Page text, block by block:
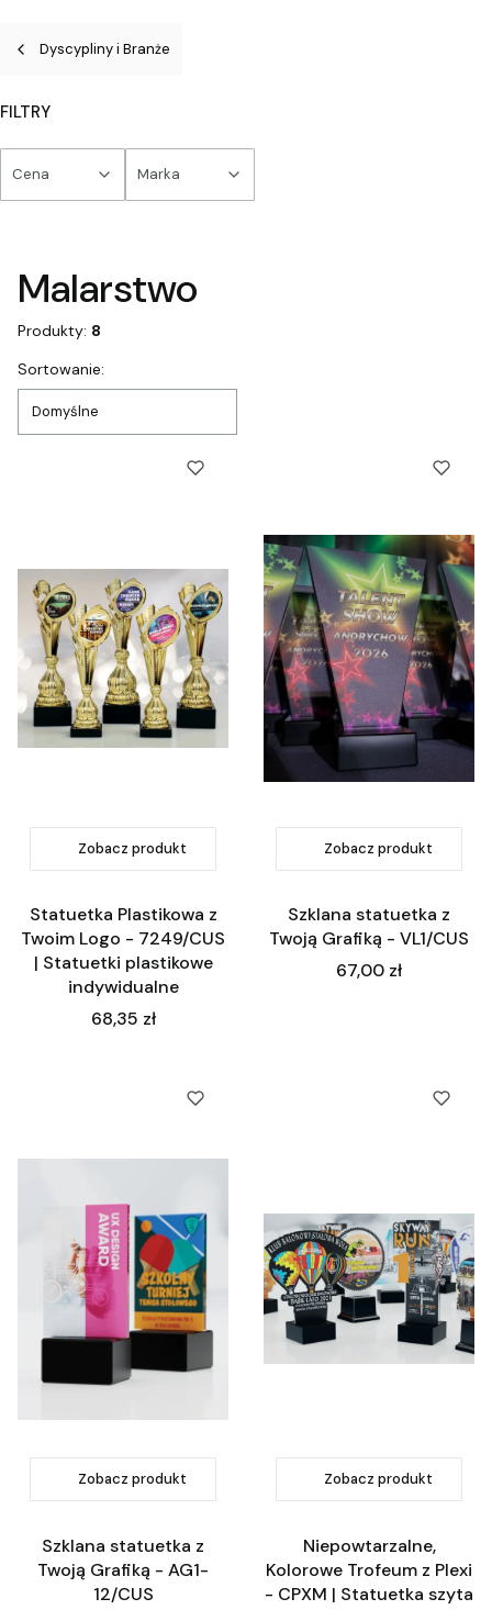
Dyscypliny i Branże
FILTRY
Cena Marka
Malarstwo
Produkty: 8
Lista produktów
Sortowanie:
Domyślne
Zobacz produkt
Statuetka Plastikowa z
Twoim Logo - 7249/CUS
| Statuetki plastikowe
indywidualne
Cena
68,35 zł
Zobacz produkt
Szklana statuetka z
Twoją Grafiką - VL1/CUS
Cena
67,00 zł
Zobacz produkt
Szklana statuetka z
Twoją Grafiką - AG1-
12/CUS
Zobacz produkt
Niepowtarzalne,
Kolorowe Trofeum z Plexi
- CPXM | Statuetka szyta